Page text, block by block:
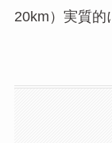
20km）実質的